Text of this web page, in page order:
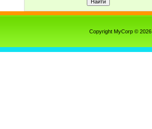
Copyright MyCorp © 2026